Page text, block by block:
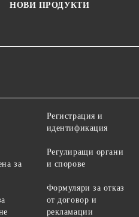
НОВИ ПРОДУКТИ
за
Регистрация и
идентификация
Регулиращи органи
и спорове
Формуляри за отказ
от договор и
рекламации